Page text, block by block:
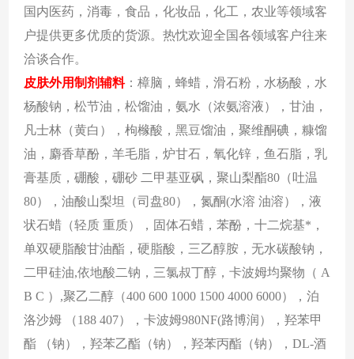
国内医药，消毒，食品，化妆品，化工，农业等领域客
户提供更多优质的货源。热忱欢迎全国各领域客户往来
洽谈合作。
皮肤外用制剂辅料：樟脑，蜂蜡，滑石粉，水杨酸，水
杨酸钠，松节油，松馏油，氨水（浓氨溶液），甘油，
凡士林（黄白），枸橼酸，黑豆馏油，聚维酮碘，糠馏
油，麝香草酚，羊毛脂，炉甘石，氧化锌，鱼石脂，乳
膏基质，硼酸，硼砂 二甲基亚砜，聚山梨酯80（吐温
80），油酸山梨坦（司盘80），氮酮(水溶 油溶），液
状石蜡（轻质 重质），固体石蜡，苯酚，十二烷基*，
单双硬脂酸甘油酯，硬脂酸，三乙醇胺，无水碳酸钠，
二甲硅油,依地酸二钠，三氯叔丁醇，卡波姆均聚物（ A
B C ）,聚乙二醇（400 600 1000 1500 4000 6000），泊
洛沙姆 （188 407），卡波姆980NF(路博润），羟苯甲
酯 （钠），羟苯乙酯（钠），羟苯丙酯（钠），DL-酒